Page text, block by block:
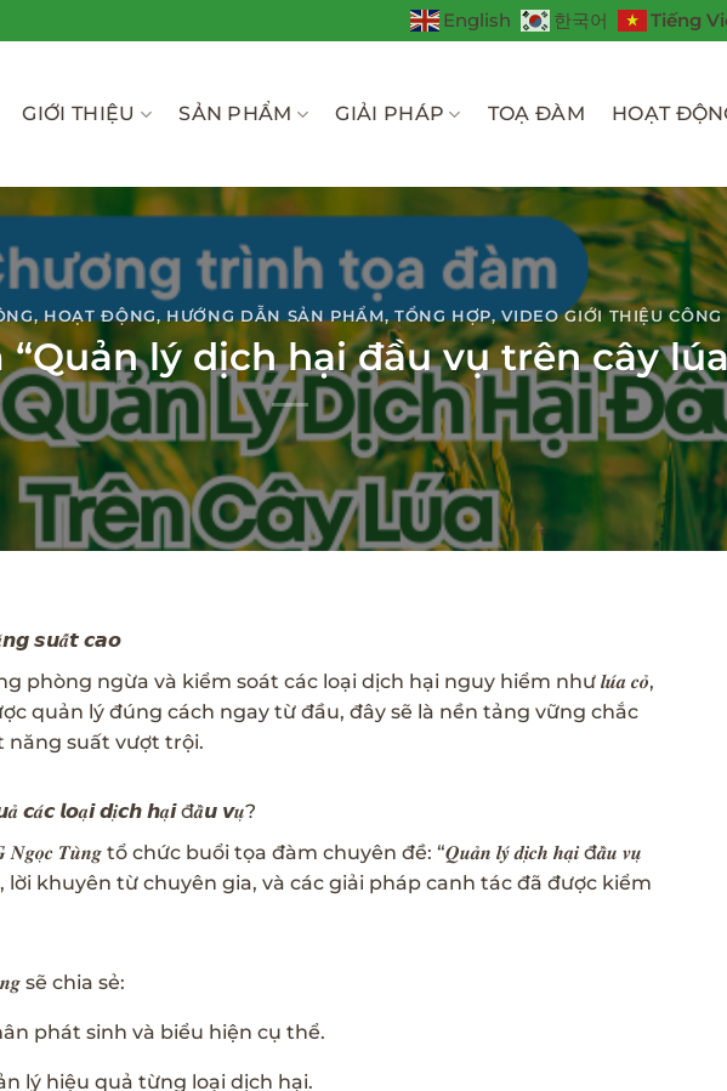
English 한국어 Tiếng
GIỚI THIỆU SẢN PHẨM GIẢI PHÁP TOẠ ĐÀM HOẠT
,HOẠT ĐỘNG,HƯỚNG DẪN SẢN PHẨM,TỔNG HỢP,VIDEO GIỚI THIỆU CÔNG
“Quản lý dịch hại đầu vụ trên cây
𝙨𝙪𝒂̂́𝙩 𝙘𝙖𝙤
ngừa và kiểm soát các loại dịch hại nguy hiểm như 𝒍𝒖́𝒂 𝒄𝒐̉,
được quản lý đúng cách ngay từ đầu, đây sẽ là nền tảng vững chắc
năng suất vượt trội.
𝙘𝒂́𝙘 𝙡𝙤𝒂̣𝙞 𝙙𝒊̣𝙘𝙝 𝙝𝒂̣𝙞 đ𝒂̂̀𝙪 𝙫𝒖̣?
𝑻𝒖̀𝒏𝒈 tổ chức buổi tọa đàm chuyên đề: “𝑸𝒖𝒂̉𝒏 𝒍𝒚́ 𝒅𝒊̣𝒄𝒉 𝒉𝒂̣𝒊 đ𝒂̂̀𝒖 𝒗𝒖̣
lời khuyên từ chuyên gia, và các giải pháp canh tác đã được kiểm
sẽ chia sẻ:
phát sinh và biểu hiện cụ thể.
lý hiệu quả từng loại dịch hại.